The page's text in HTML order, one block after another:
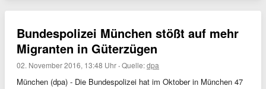
Bundespolizei München stößt auf mehr
Migranten in Güterzügen
02. November 2016, 13:48 Uhr ·Quelle:dpa
München (dpa) - Die Bundespolizei hat im Oktober in München 47